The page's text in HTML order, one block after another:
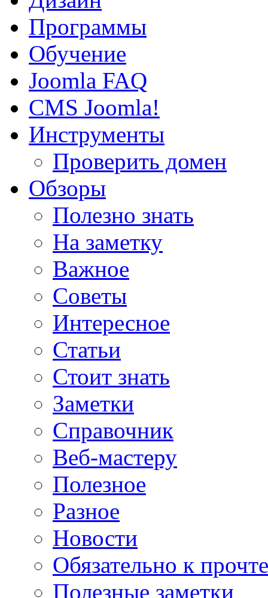
Программы
Обучение
Joomla FAQ
CMS Joomla!
Инструменты
Проверить домен
Обзоры
Полезно знать
На заметку
Важное
Советы
Интересное
Статьи
Стоит знать
Заметки
Справочник
Веб-мастеру
Полезное
Разное
Новости
Обязательно к
Полезные заметки